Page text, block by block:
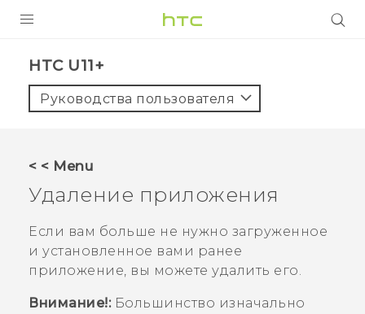
5G
ПОДДЕРЖКА
HTC U11+‎
Руководства пользователя
< < Menu
Удаление приложения
Если вам больше не нужно загруженное
и установленное вами ранее
приложение, вы можете удалить его.
Внимание!:Большинство изначально